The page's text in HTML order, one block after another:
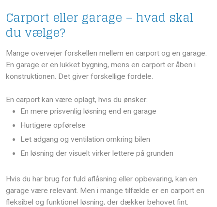
Carport eller garage – hvad skal
du vælge?
Mange overvejer forskellen mellem en carport og en garage.
En garage er en lukket bygning, mens en carport er åben i
konstruktionen. Det giver forskellige fordele.
En carport kan være oplagt, hvis du ønsker:
​En mere prisvenlig løsning end en garage
​Hurtigere opførelse
​Let adgang og ventilation omkring bilen
​En løsning der visuelt virker lettere på grunden
Hvis du har brug for fuld aflåsning eller opbevaring, kan en
garage være relevant. Men i mange tilfælde er en carport en
fleksibel og funktionel løsning, der dækker behovet fint.